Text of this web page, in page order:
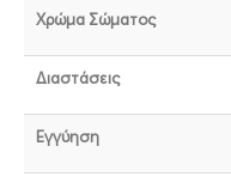
Χρώμα Σώματος
Διαστάσεις
Εγγύηση